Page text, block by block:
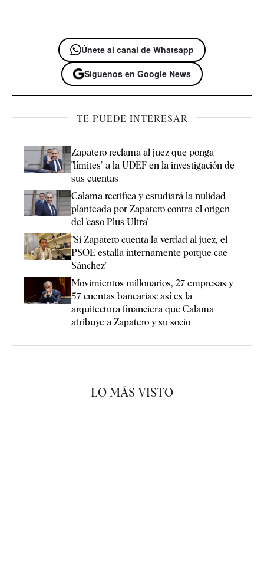
Únete al canal de Whatsapp
Síguenos en Google News
TE PUEDE INTERESAR
Zapatero reclama al juez que ponga
"límites" a la UDEF en la investigación de
sus cuentas
Calama rectifica y estudiará la nulidad
planteada por Zapatero contra el origen
del 'caso Plus Ultra'
"Si Zapatero cuenta la verdad al juez, el
PSOE estalla internamente porque cae
Sánchez"
Movimientos millonarios, 27 empresas y
57 cuentas bancarias: así es la
arquitectura financiera que Calama
atribuye a Zapatero y su socio
LO MÁS VISTO